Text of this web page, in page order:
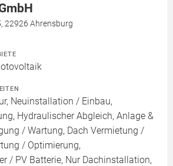
22926 Ahrensburg
Neuinstallation / Einbau,
Hydraulischer Abgleich, Anlage &
/ Wartung, Dach Vermietung /
/ Optimierung,
/ PV Batterie, Nur Dachinstallation,